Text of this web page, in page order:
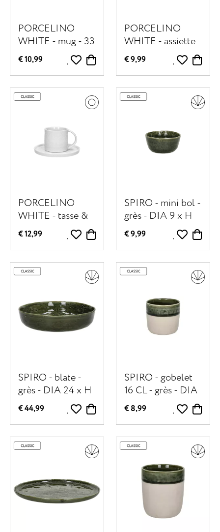
PORCELINO
WHITE - mug - 33
CL - porcelaine -
DIA 9 x H 8,1 cm -
blanc
€ 10,99
PORCELINO
WHITE - assiette
cuillère -
porcelaine - DIA
13 x H 2,2 cm -
blanc
€ 9,99
PORCELINO
WHITE - tasse &
soucoupe 10 CL -
porcelaine - DIA
11,5 x H 7,2 cm -
blanc
€ 12,99
SPIRO - mini bol -
grès - DIA 9 x H
4,2 cm - vert
foncé
€ 9,99
SPIRO - blate -
grès - DIA 24 x H
5,5 cm - vert foncé
€ 44,99
SPIRO - gobelet
16 CL - grès - DIA
7 x H 6,5 cm - vert
foncé
€ 8,99